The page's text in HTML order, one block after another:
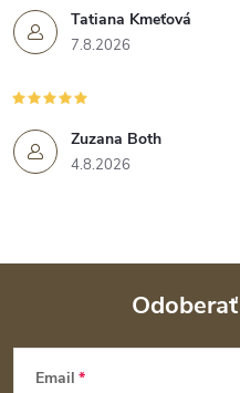
Tatiana Kmeťová
7.8.2026
Zuzana Both
4.8.2026
Z
Email